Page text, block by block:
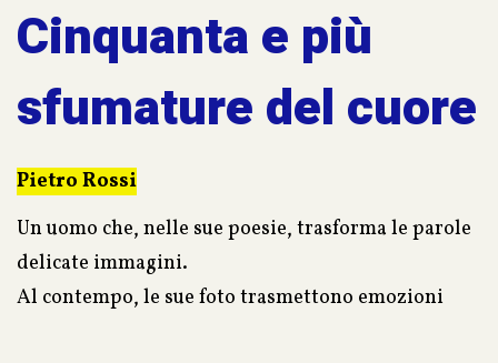
Cinquanta e più
sfumature del cuore
Pietro Rossi
Un uomo che, nelle sue poesie, trasforma le parole
delicate immagini.
Al contempo, le sue foto trasmettono emozioni